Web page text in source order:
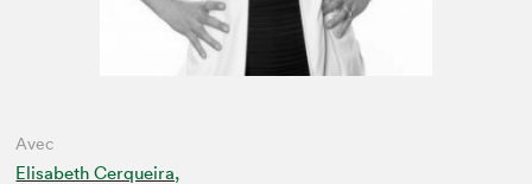
Avec
Elisabeth Cerqueira,